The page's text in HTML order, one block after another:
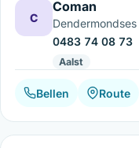
C
Coman
0483 74 08 73
Aalst
Bellen Route